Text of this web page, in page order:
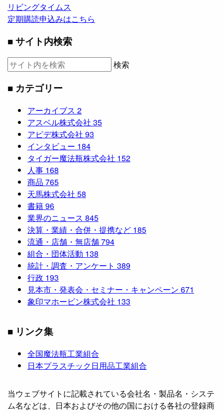
リビングタイムス
定期購読申込みはこちら
■ サイト内検索
検索
■ カテゴリー
アーカイブス 2
アスベル株式会社 35
アピデ株式会社 93
インタビュー 184
タイガー魔法瓶株式会社 152
人事 168
商品 765
天馬株式会社 58
書籍96
業界のニュース 845
決算・業績・合併・提携など 185
流通・店舗・無店舗794
組合・団体活動 138
統計・調査・アンケート 389
行政 193
見本市・発表会・セミナー・キャンペーン 671
象印マホービン株式会社 133
■ リンク集
全国魔法瓶工業組合
日本プラスチック日用品工業組合
当ウェブサイトに記載されている会社名・製品名・システ
ム名などは、日本およびその他の国における各社の登録商